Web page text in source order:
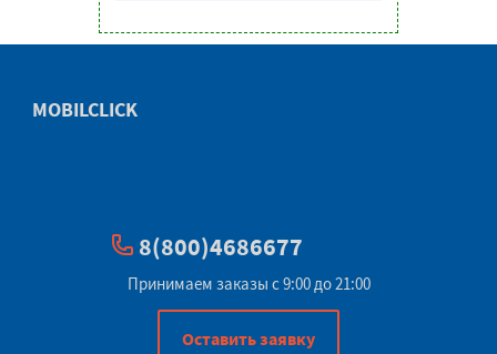
MOBILCLICK
8(800)4686677
Принимаем заказы с 9:00 до 21:00
Оставить заявку